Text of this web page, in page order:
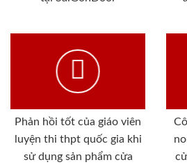
Phản hồi tốt của giáo viên
luyện thi thpt quốc gia khi
sử dụng sản phẩm cửa